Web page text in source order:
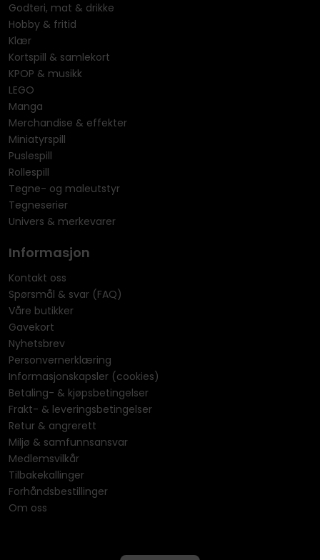
Godteri, mat & drikke
Hobby & fritid
Klær
Kortspill & samlekort
KPOP & musikk
LEGO
Manga
Merchandise & effekter
Miniatyrspill
Puslespill
Rollespill
Tegne- og maleutstyr
Tegneserier
Univers & merkevarer
Informasjon
Kontakt oss
Spørsmål & svar (FAQ)
Våre butikker
Gavekort
Nyhetsbrev
Personvernerklæring
Informasjonskapsler (cookies)
Betaling- & kjøpsbetingelser
Frakt- & leveringsbetingelser
Retur & angrerett
Miljø & samfunnsansvar
Medlemsvilkår
Tilbakekallinger
Forhåndsbestillinger
Om oss